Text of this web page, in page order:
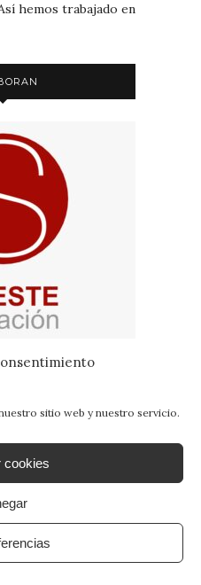
sitio web y nuestro servicio.
cookies
hemos trabajado en